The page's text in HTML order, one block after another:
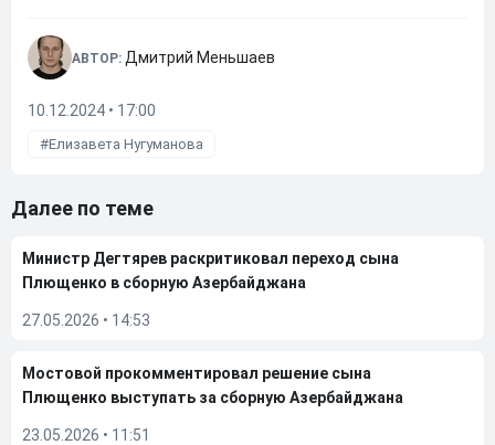
АВТОР: Дмитрий Меньшаев
10.12.2024 • 17:00
Елизавета Нугуманова
Далее по теме
Министр Дегтярев раскритиковал переход сына
Плющенко в сборную Азербайджана
27.05.2026 • 14:53
Мостовой прокомментировал решение сына
Плющенко выступать за сборную Азербайджана
23.05.2026 • 11:51